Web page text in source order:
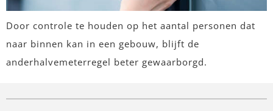
Door controle te houden op het aantal personen dat
naar binnen kan in een gebouw, blijft de
anderhalvemeterregel beter gewaarborgd.